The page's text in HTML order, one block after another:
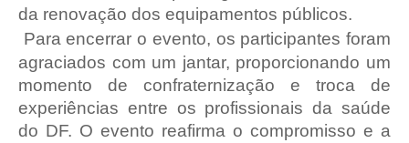
da renovação dos equipamentos públicos.
Para encerrar o evento, os participantes foram
agraciados com um jantar, proporcionando um
momento de confraternização e troca de
experiências entre os profissionais da saúde
do DF. O evento reafirma o compromisso e a